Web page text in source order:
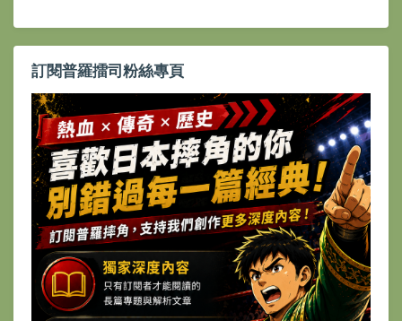
訂閱普羅擂司粉絲專頁